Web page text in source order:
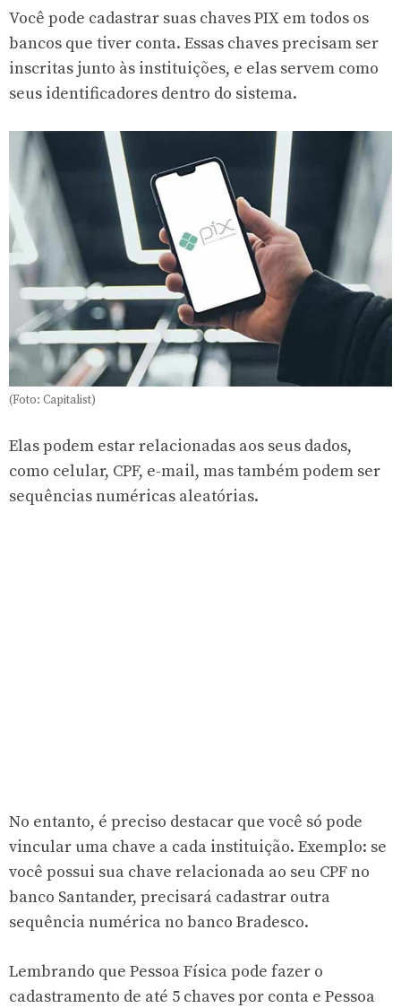
Você pode cadastrar suas chaves PIX em todos os
bancos que tiver conta. Essas chaves precisam ser
inscritas junto às instituições, e elas servem como
seus identificadores dentro do sistema.
(Foto: Capitalist)
Elas podem estar relacionadas aos seus dados,
como celular, CPF, e-mail, mas também podem ser
sequências numéricas aleatórias.
No entanto, é preciso destacar que você só pode
vincular uma chave a cada instituição. Exemplo: se
você possui sua chave relacionada ao seu CPF no
banco Santander, precisará cadastrar outra
sequência numérica no banco Bradesco.
Lembrando que Pessoa Física pode fazer o
cadastramento de até 5 chaves por conta e Pessoa